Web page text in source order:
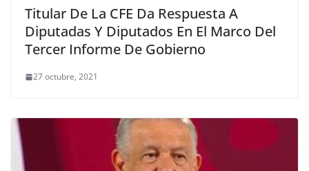
Titular De La CFE Da Respuesta A
Diputadas Y Diputados En El Marco Del
Tercer Informe De Gobierno
27 octubre, 2021